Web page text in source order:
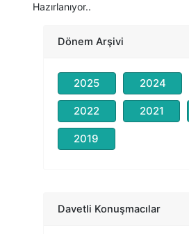
Hazırlanıyor..
Dönem Arşivi
2025 2024
2022 2021
2019
Davetli Konuşmacılar
Prof. Dr. Nevzat
Üsküdar